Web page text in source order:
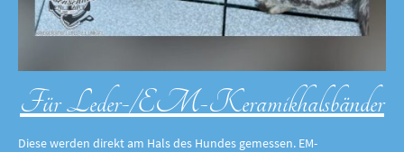
Für Leder-/EM-Keramikhalsbänder
Diese werden direkt am Hals des Hundes gemessen. EM-